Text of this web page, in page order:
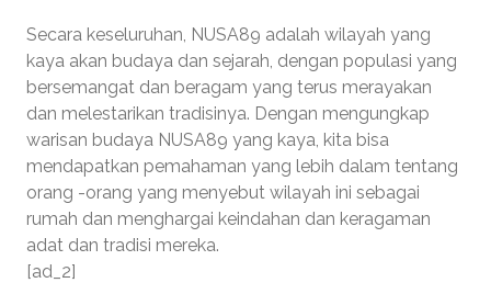
Secara keseluruhan, NUSA89 adalah wilayah yang
kaya akan budaya dan sejarah, dengan populasi yang
bersemangat dan beragam yang terus merayakan
dan melestarikan tradisinya. Dengan mengungkap
warisan budaya NUSA89 yang kaya, kita bisa
mendapatkan pemahaman yang lebih dalam tentang
orang -orang yang menyebut wilayah ini sebagai
rumah dan menghargai keindahan dan keragaman
adat dan tradisi mereka.
[ad_2]